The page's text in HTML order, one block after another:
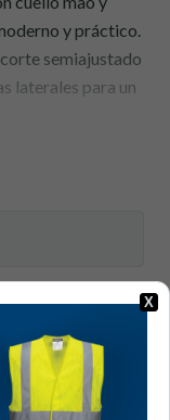
y práctico.
semiajustado
laterales para un
resistente a las
seca rápidamente,
clínicas
spas o
garantiza
X